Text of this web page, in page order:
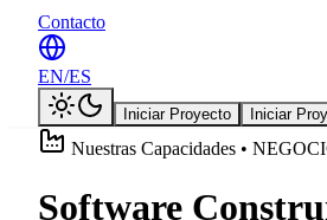
Contacto
EN/ES
Iniciar Proyecto Iniciar
Nuestras Capacidades •
Software